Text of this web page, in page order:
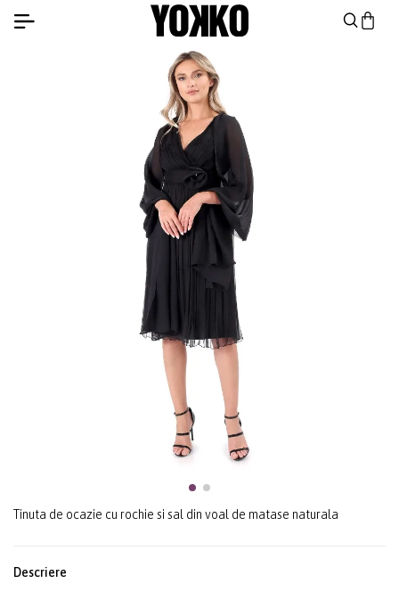
Tinuta de ocazie cu rochie si sal din voal de matase naturala
Descriere